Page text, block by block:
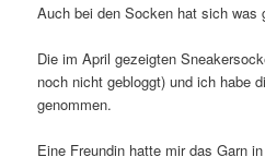
Auch bei den Socken hat sich was
Die im April gezeigten
noch nicht gebloggt) und ich habe
genommen.
Eine Freundin hatte mir das Garn